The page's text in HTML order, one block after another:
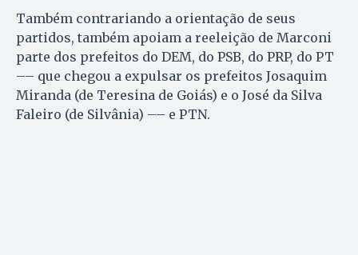
Também contrariando a orientação de seus
partidos, também apoiam a reeleição de Marconi
parte dos prefeitos do DEM, do PSB, do PRP, do PT
–– que chegou a expulsar os prefeitos Josaquim
Miranda (de Teresina de Goiás) e o José da Silva
Faleiro (de Silvânia) –– e PTN.